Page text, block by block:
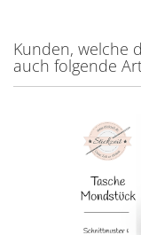
Kunden, welche
auch folgende